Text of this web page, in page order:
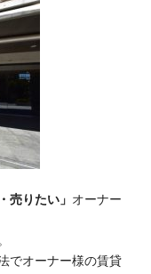
売りたい」 オーナー
でオーナー様の賃貸